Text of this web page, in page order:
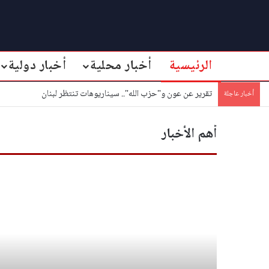
الرئيسية أخبار محلية أخبار دولية
أخبار عاجلة تقرير عن عون و"حزب الله".. سيناريوهات تنتظر لبنان
أهم الأخبار